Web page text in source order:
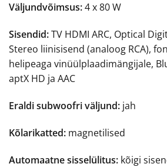
Väljundvõimsus:4 x 80 W
Sisendid:TV HDMI ARC, Optical
Stereo liinisisend (analoog RCA),
helipeaga vinüülplaadimängijale,
aptX HD ja AAC
Eraldi subwoofri väljund: jah
Kõlarikatted: magnetilised
Automaatne sisselülitus: kõigi